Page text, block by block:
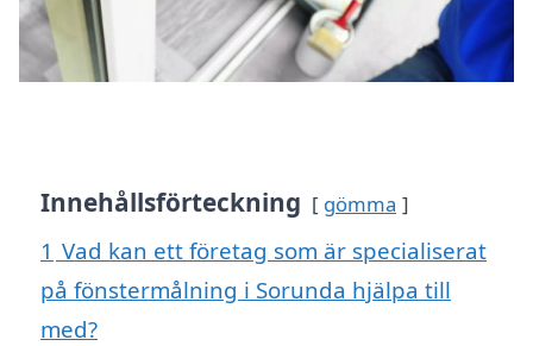
Innehållsförteckning gömma
1 Vad kan ett företag som är specialiserat
på fönstermålning i Sorunda hjälpa till
med?